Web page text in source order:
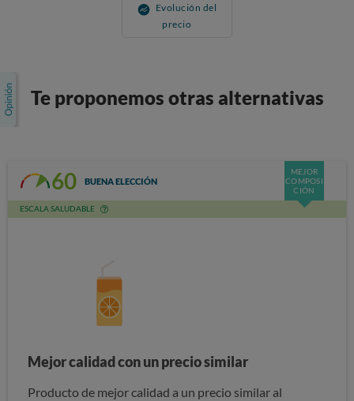
Evolución del
precio
Te proponemos otras alternativas
60 BUENA ELECCIÓN
MEJOR
COMPOSI
CIÓN
ESCALA SALUDABLE
Mejor calidad con un precio similar
Producto de mejor calidad a un precio similar al